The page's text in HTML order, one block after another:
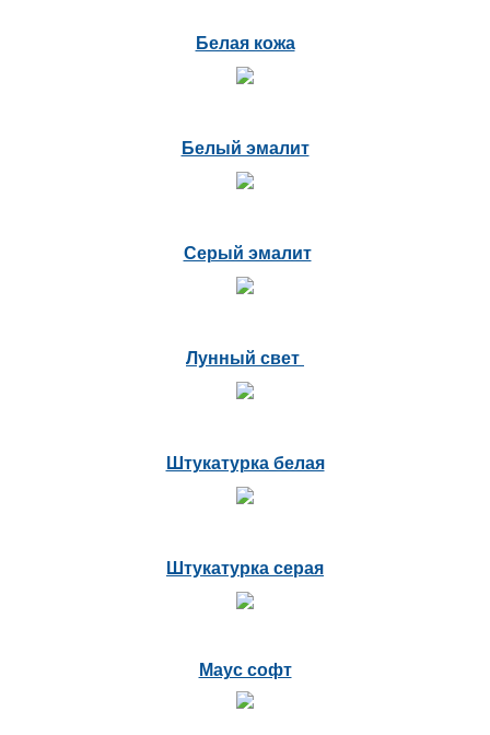
Белая кожа
Белый эмалит
Серый эмалит
Лунный свет
Штукатурка белая
Штукатурка серая
Маус софт